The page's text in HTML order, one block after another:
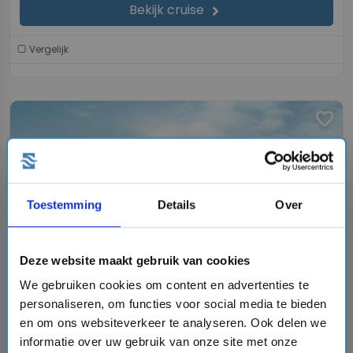
Toestemming Details Over
Deze website maakt gebruik van cookies
We gebruiken cookies om content en advertenties te
personaliseren, om functies voor social media te bieden
en om ons websiteverkeer te analyseren. Ook delen we
informatie over uw gebruik van onze site met onze
Bekijk cruise chevron_right
Vergelijk
favorite
15 daagse West-Middellandse Zee cruise met de
Mein Schiff 3
Mein Schiff® - TUI Cruises